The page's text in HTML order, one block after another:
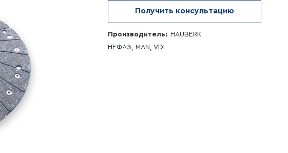
Получить консультацию
Производитель: HAUBERK
НЕФАЗ, MAN, VDL